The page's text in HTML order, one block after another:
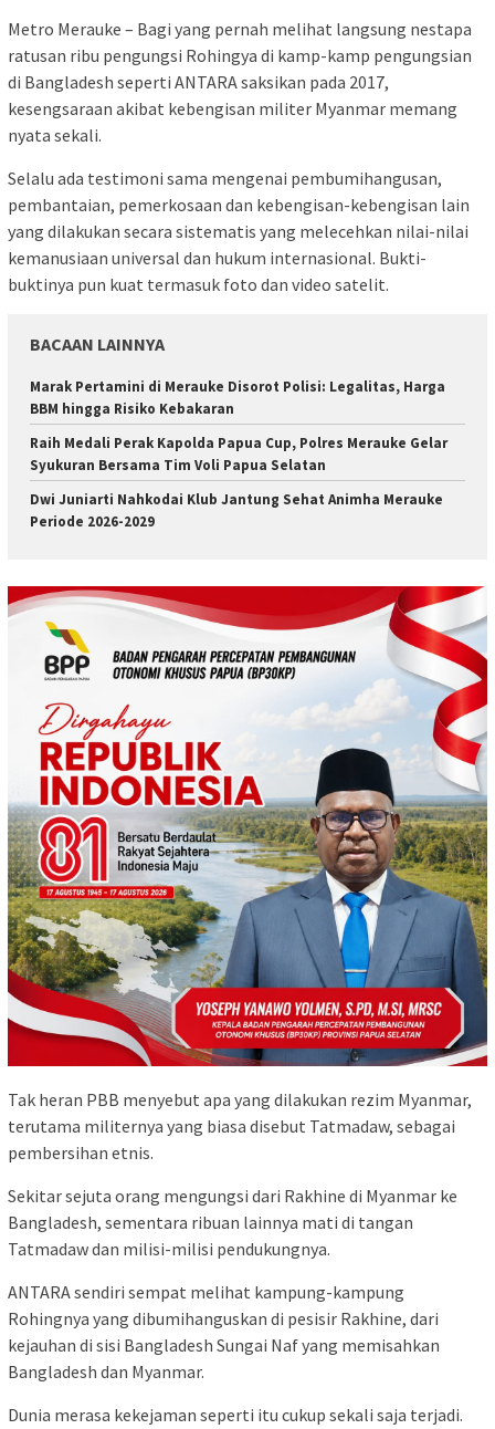
Metro Merauke – Bagi yang pernah melihat langsung nestapa
ratusan ribu pengungsi Rohingya di kamp-kamp pengungsian
di Bangladesh seperti ANTARA saksikan pada 2017,
kesengsaraan akibat kebengisan militer Myanmar memang
nyata sekali.
Selalu ada testimoni sama mengenai pembumihangusan,
pembantaian, pemerkosaan dan kebengisan-kebengisan lain
yang dilakukan secara sistematis yang melecehkan nilai-nilai
kemanusiaan universal dan hukum internasional. Bukti-
buktinya pun kuat termasuk foto dan video satelit.
BACAAN LAINNYA
Marak Pertamini di Merauke Disorot Polisi: Legalitas, Harga
BBM hingga Risiko Kebakaran
Raih Medali Perak Kapolda Papua Cup, Polres Merauke Gelar
Syukuran Bersama Tim Voli Papua Selatan
Dwi Juniarti Nahkodai Klub Jantung Sehat Animha Merauke
Periode 2026-2029
Tak heran PBB menyebut apa yang dilakukan rezim Myanmar,
terutama militernya yang biasa disebut Tatmadaw, sebagai
pembersihan etnis.
Sekitar sejuta orang mengungsi dari Rakhine di Myanmar ke
Bangladesh, sementara ribuan lainnya mati di tangan
Tatmadaw dan milisi-milisi pendukungnya.
ANTARA sendiri sempat melihat kampung-kampung
Rohingnya yang dibumihanguskan di pesisir Rakhine, dari
kejauhan di sisi Bangladesh Sungai Naf yang memisahkan
Bangladesh dan Myanmar.
Dunia merasa kekejaman seperti itu cukup sekali saja terjadi.